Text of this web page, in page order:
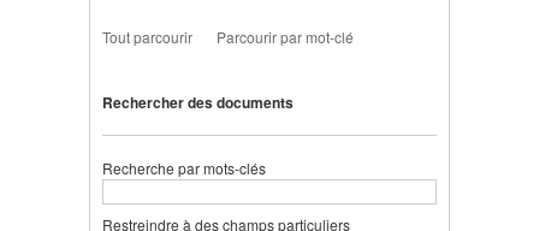
Tout parcourir Parcourir par mot-clé
Rechercher des documents
Recherche par mots-clés
Restreindre à des champs particuliers